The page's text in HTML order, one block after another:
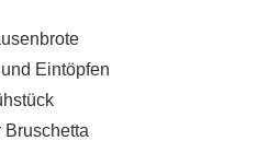
Eintöpfen
Bruschetta